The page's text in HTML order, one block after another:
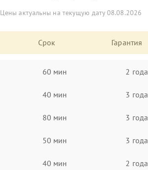
Цены актуальны на текущую дату 08.08.2026
Срок Гарантия
60 мин 2 года
40 мин 3 года
80 мин 3 года
50 мин 3 года
40 мин 2 года